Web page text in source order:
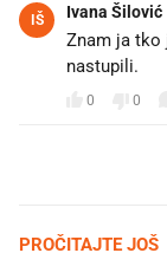
IŠ Ivana Šilović
Znam ja tko
nastupili.
0 0
PROČITAJTE JOŠ